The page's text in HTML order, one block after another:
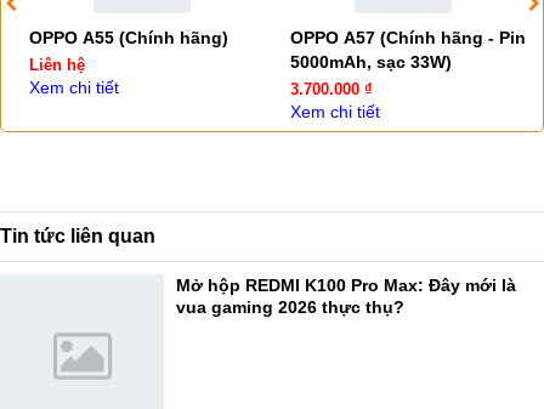
OPPO A55 (Chính hãng)
Liên hệ
Xem chi tiết
OPPO A57 (Chính hãng - Pin
5000mAh, sạc 33W)
3.700.000 ₫
Xem chi tiết
Tin tức liên quan
Mở hộp REDMI K100 Pro Max: Đây mới là
vua gaming 2026 thực thụ?